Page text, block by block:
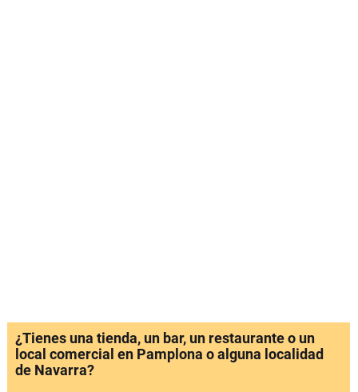
¿Tienes una tienda, un bar, un restaurante o un
local comercial en Pamplona o alguna localidad
de Navarra?